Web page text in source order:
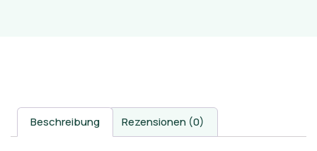
Beschreibung Rezensionen (0)